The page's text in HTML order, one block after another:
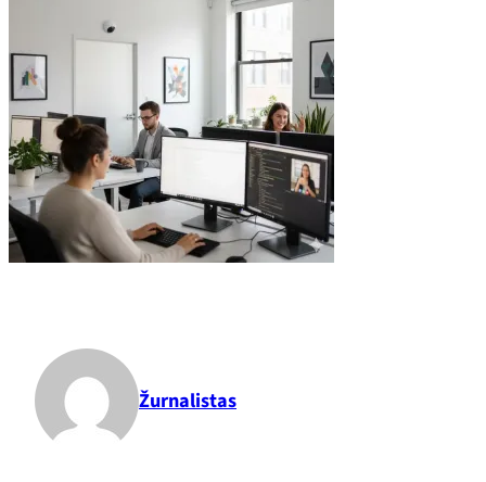
Žurnalistas